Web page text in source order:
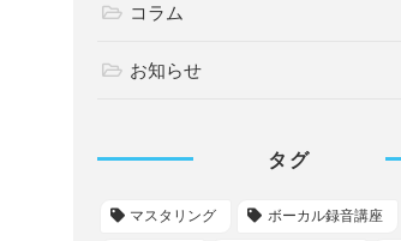
コラム
お知らせ
タグ
マスタリング ボーカル録音講座